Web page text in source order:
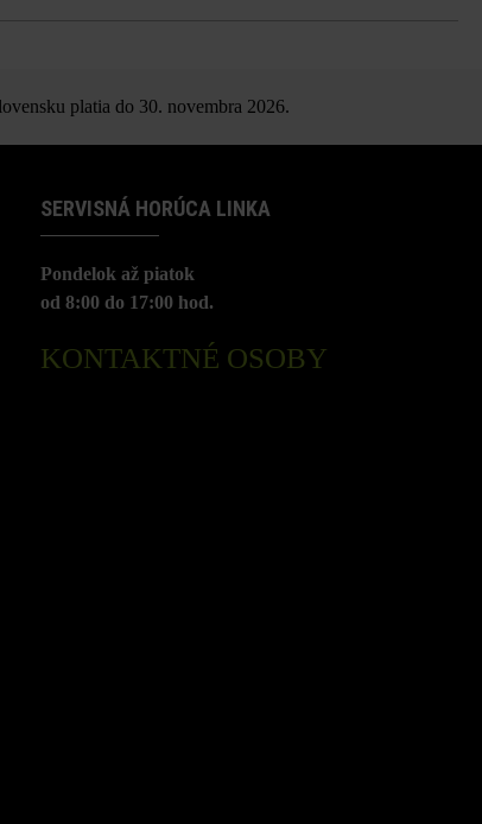
platia do 30. novembra 2026.
SERVISNÁ HORÚCA LINKA
Pondelok až piatok
od 8:00 do 17:00 hod.
KONTAKTNÉ OSOBY